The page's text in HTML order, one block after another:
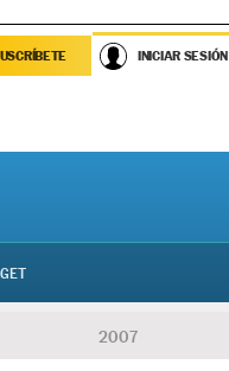
INICIAR SESIÓN
2007